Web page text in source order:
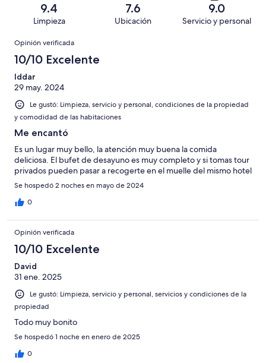
opiniones
opiniones
de
287
opiniones
Basada
de
opiniones
Terrible.
Basada
de
287
opiniones
9.4
Limpieza
7.6
Ubicación
9.0
Servicio y personal
Opiniones
Opinión verificada
10/10 Excelente
Iddar
29 may. 2024
Le gustó: Limpieza, servicio y personal, condiciones de la propiedad
y comodidad de las habitaciones
Me encantó
Es un lugar muy bello, la atención muy buena la comida
deliciosa. El bufet de desayuno es muy completo y si tomas tour
privados pueden pasar a recogerte en el muelle del mismo hotel
Se hospedó 2 noches en mayo de 2024
0
Opinión verificada
10/10 Excelente
David
31 ene. 2025
Le gustó: Limpieza, servicio y personal, servicios y condiciones de la
propiedad
Todo muy bonito
Se hospedó 1 noche en enero de 2025
0